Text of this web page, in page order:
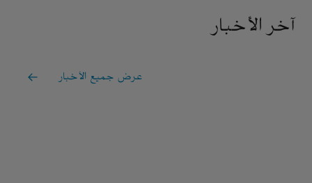
آخر الأخبار
عرض جميع الأخبار